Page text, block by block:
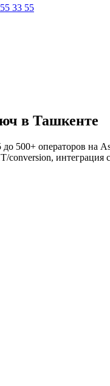
33 55
в Ташкенте
до 500+ операторов на
conversion, интеграция